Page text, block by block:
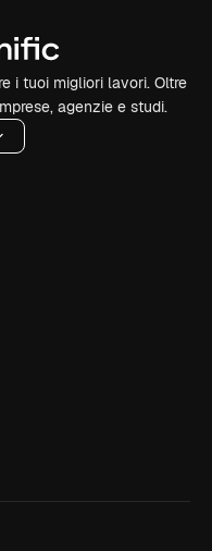
i tuoi migliori lavori. Oltre
agenzie e studi.